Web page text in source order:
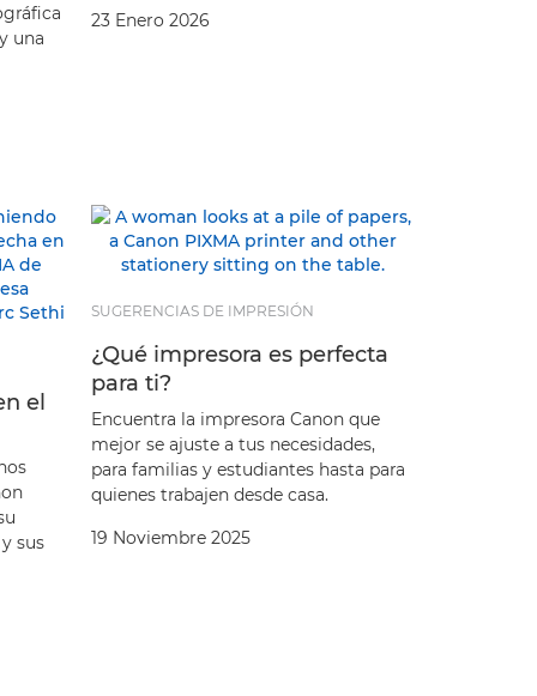
una
23 Enero 2026
el
sus
SUGERENCIAS DE IMPRESIÓN
¿Qué impresora es perfecta
para ti?
Encuentra la impresora Canon que
mejor se ajuste a tus necesidades,
para familias y estudiantes hasta para
quienes trabajen desde casa.
19 Noviembre 2025